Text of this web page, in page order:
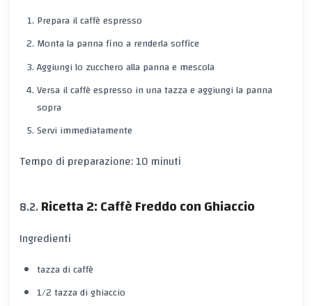
Prepara il caffè espresso
Monta la panna fino a renderla soffice
Aggiungi lo zucchero alla panna e mescola
Versa il caffè espresso in una tazza e aggiungi la panna
sopra
Servi immediatamente
Tempo di preparazione: 10 minuti
Ricetta 2: Caffè Freddo con Ghiaccio
Ingredienti
tazza di caffè
1/2 tazza di ghiaccio